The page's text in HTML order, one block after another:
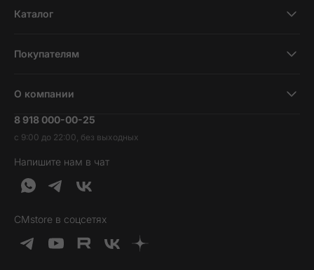
Каталог
Планшеты
Наушники и колонки
Гаджеты
Услуги и софт
Идеи подарков
Покупателям
Трейд-ин
Гарантия и возврат
Доставка и оплата
Кредит и рассрочка
О компании
Вакансии
Контакты
Обратная связь
О нас
8 918 000-00-25
с 9:00 до 22:00, без выходных
Напишите нам в чат
CMstore в соцсетях